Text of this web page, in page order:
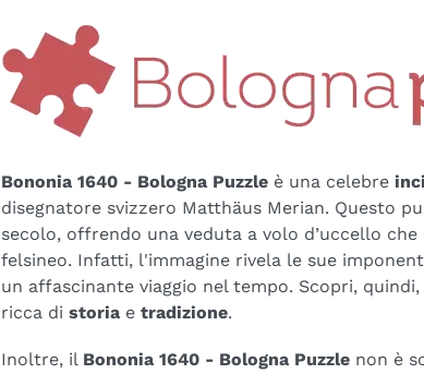
Bononia 1640 - Bologna Puzzle è una celebre
disegnatore svizzero Matthäus Merian. Questo
secolo, offrendo una veduta a volo d’uccello
felsineo. Infatti, l'immagine rivela le sue
un affascinante viaggio nel tempo. Scopri,
ricca distoria etradizione.
Inoltre, il Bononia 1640 - Bologna Puzzle non è